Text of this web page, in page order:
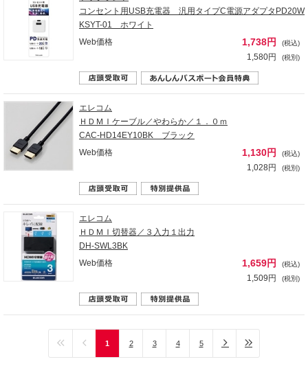
コンセント用USB充電器 汎用タイプC電源アダプタPD20W
KSYT-01 ホワイト
Web価格
1,738円 (税込)
1,580円 (税別)
エレコム
ＨＤＭＩケーブル／やわらか／１．０ｍ
CAC-HD14EY10BK ブラック
Web価格
1,130円 (税込)
1,028円 (税別)
エレコム
ＨＤＭＩ切替器／３入力１出力
DH-SWL3BK
Web価格
1,659円 (税込)
1,509円 (税別)
1 2 3 4 5